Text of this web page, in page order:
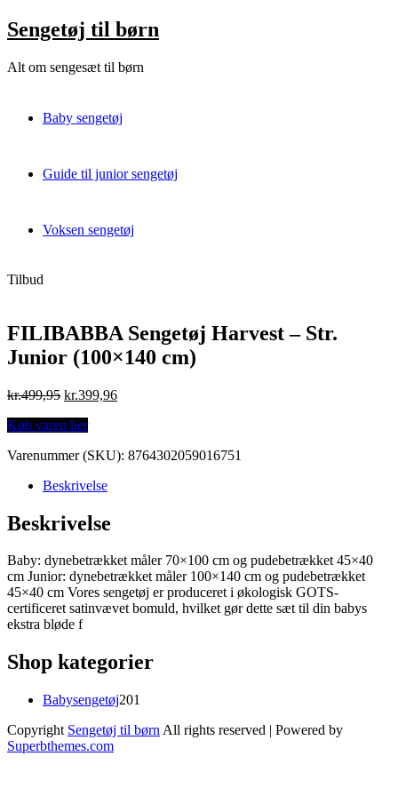
Skip
to
Sengetøj til børn
Alt om sengesæt til børn
Baby sengetøj
Guide til junior sengetøj
Voksen sengetøj
Tilbud
FILIBABBA Sengetøj Harvest – Str.
Junior (100×140 cm)
kr.499,95 Original
was:
kr.399,96Current
Køb varen her
Varenummer (SKU): 8764302059016751
Beskrivelse
Beskrivelse
Baby: dynebetrækket måler 70×100 cm og pudebetrækket 45×40
cm Junior: dynebetrækket måler 100×140 cm og pudebetrækket
45×40 cm Vores sengetøj er produceret i økologisk GOTS-
certificeret satinvævet bomuld, hvilket gør dette sæt til din babys
ekstra bløde f
Shop kategorier
Babysengetøj201
Copyright Sengetøj til børn All rights reserved | Powered by
Superbthemes.com